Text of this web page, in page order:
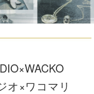
×ワコマリ